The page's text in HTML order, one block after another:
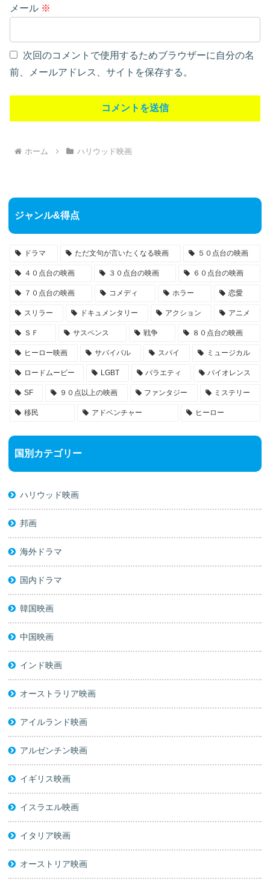
メール ※
次回のコメントで使用するためブラウザーに自分の名
前、メールアドレス、サイトを保存する。
ホーム ハリウッド映画
ジャンル&得点
ドラマ ただ文句が言いたくなる映画 ５０点台の映画
４０点台の映画 ３０点台の映画 ６０点台の映画
７０点台の映画 コメディ ホラー 恋愛
スリラー ドキュメンタリー アクション アニメ
ＳＦ サスペンス 戦争 ８０点台の映画
ヒーロー映画 サバイバル スパイ ミュージカル
ロードムービー LGBT バラエティ バイオレンス
SF ９０点以上の映画 ファンタジー ミステリー
移民 アドベンチャー ヒーロー
国別カテゴリー
ハリウッド映画
邦画
海外ドラマ
国内ドラマ
韓国映画
中国映画
インド映画
オーストラリア映画
アイルランド映画
アルゼンチン映画
イギリス映画
イスラエル映画
イタリア映画
オーストリア映画